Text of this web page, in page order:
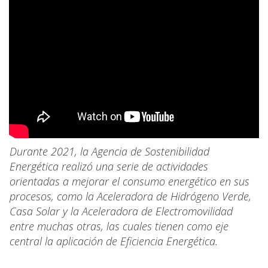
Durante 2021, la Agencia de Sostenibilidad
Energética realizó una serie de actividades
orientadas a mejorar el consumo energético en sus
procesos, como la Aceleradora de Hidrógeno Verde,
Casa Solar y la Aceleradora de Electromovilidad
entre muchas otras, las cuales tienen como eje
central la aplicación de Eficiencia Energética.